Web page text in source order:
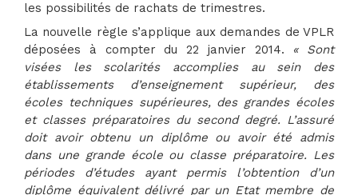
les possibilités de rachats de trimestres.
La nouvelle règle s’applique aux demandes de VPLR
déposées à compter du 22 janvier 2014. « Sont
visées les scolarités accomplies au sein des
établissements d’enseignement supérieur, des
écoles techniques supérieures, des grandes écoles
et classes préparatoires du second degré. L’assuré
doit avoir obtenu un diplôme ou avoir été admis
dans une grande école ou classe préparatoire. Les
périodes d’études ayant permis l’obtention d’un
diplôme équivalent délivré par un Etat membre de